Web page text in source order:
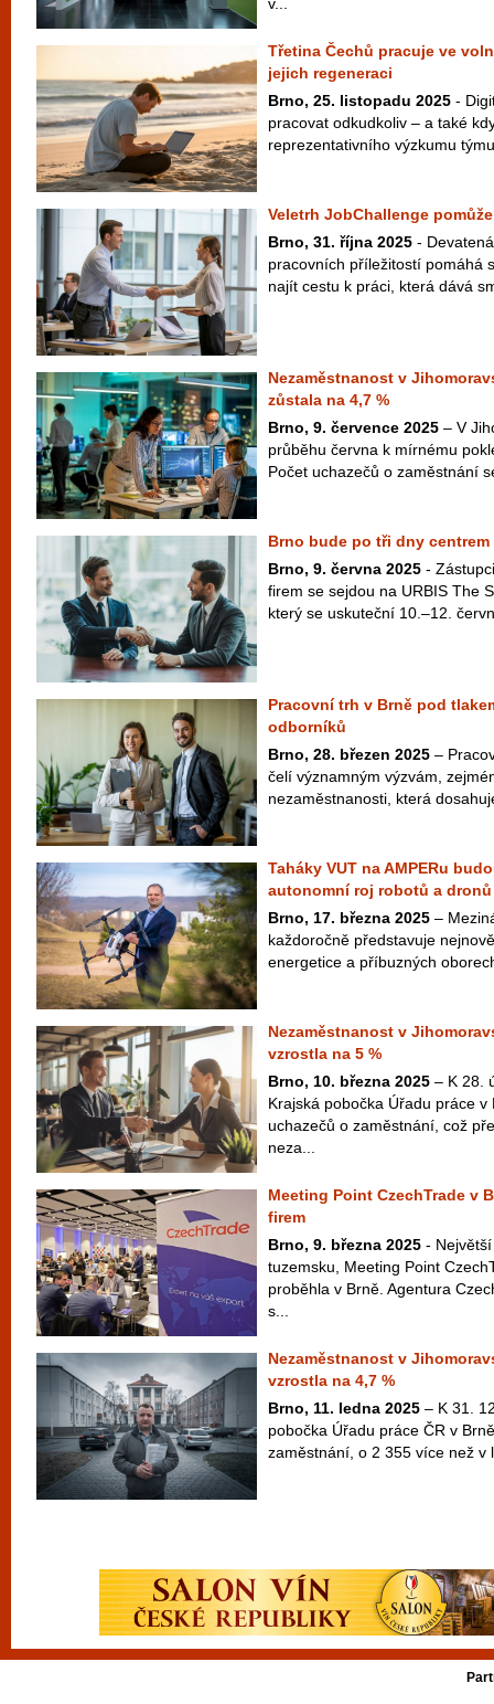
Třetina Čechů pracuje ve
jejich regeneraci
Brno, 25. listopadu 2025 -
pracovat odkudkoliv – a také
reprezentativního výzkumu
Veletrh JobChallenge
Brno, 31. října 2025 -
pracovních příležitostí pomáhá
najít cestu k práci, která dává
Nezaměstnanost v
zůstala na 4,7 %
Brno, 9. července 2025 – V
průběhu června k mírnému
Počet uchazečů o zaměstnání
Brno bude po tři dny
Brno, 9. června 2025 -
firem se sejdou na URBIS The
který se uskuteční 10.–12.
Pracovní trh v Brně pod
odborníků
Brno, 28. březen 2025 –
čelí významným výzvám,
nezaměstnanosti, která
Taháky VUT na AMPERu
autonomní roj robotů a dronů
Brno, 17. března 2025 –
každoročně představuje
energetice a příbuzných
Nezaměstnanost v
vzrostla na 5 %
Brno, 10. března 2025 – K 28.
Krajská pobočka Úřadu práce v
uchazečů o zaměstnání, což
neza...
Meeting Point CzechTrade v
firem
Brno, 9. března 2025 -
tuzemsku, Meeting Point
proběhla v Brně. Agentura
s...
Nezaměstnanost v
vzrostla na 4,7 %
Brno, 11. ledna 2025 – K 31.
pobočka Úřadu práce ČR v
zaměstnání, o 2 355 více než v